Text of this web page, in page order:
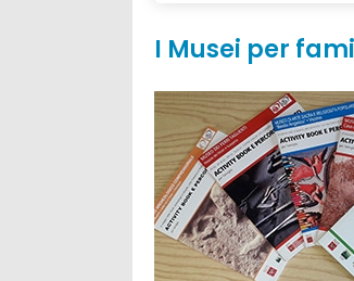
I Musei per